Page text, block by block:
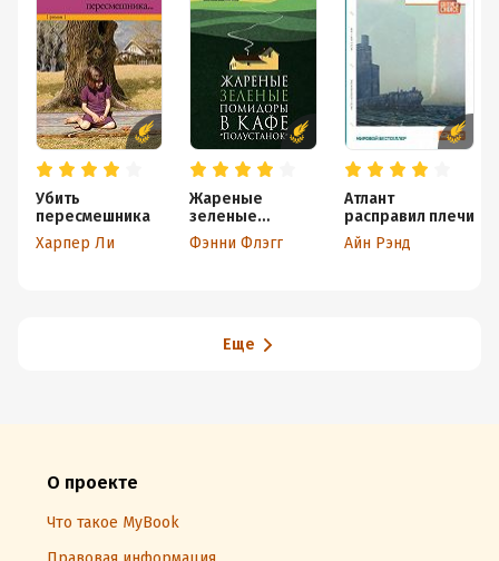
Убить
пересмешника
Харпер Ли
Жареные
зеленые
помидоры в
кафе
Фэнни Флэгг
Атлант
расправил плечи
Айн Рэнд
Еще
О проекте
Что такое MyBook